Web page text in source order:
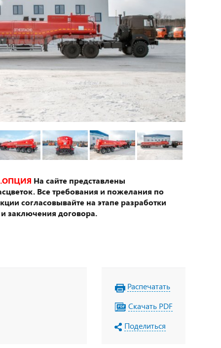
На сайте представлены
Все требования и пожелания по
согласовывайте на этапе разработки
заключения договора.
Распечатать
Скачать PDF
Поделиться